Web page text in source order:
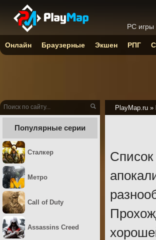
PlayMap.ru »
Популярные серии
Сталкер
Метро
Call of Duty
Assassins Creed
PC игры
Онлайн Браузерные Экшен РПГ